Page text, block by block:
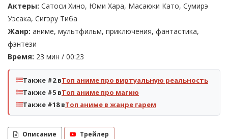
Актеры: Сатоси Хино, Юми Хара, Масаюки Като, Сумирэ
Уэсака, Сигэру Тиба
Жанр: аниме, мультфильм, приключения, фантастика,
фэнтези
Время: 23 мин / 00:23
Также #2 вТоп аниме про виртуальную реальность
Также #5 вТоп аниме про магию
Также #18 вТоп аниме в жанре гарем
Описание Трейлер